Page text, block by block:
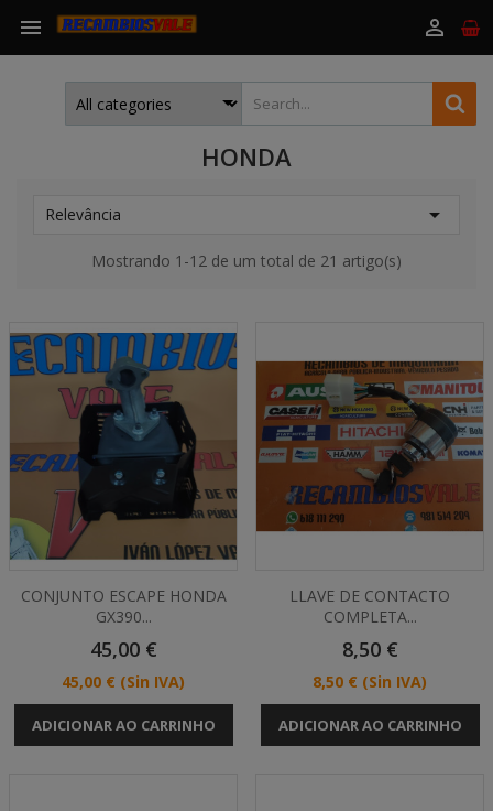
 
HONDA
Relevância 
Mostrando 1-12 de um total de 21 artigo(s)
CONJUNTO ESCAPE HONDA
GX390...
Preço
45,00 €
Preço
45,00 € (Sin IVA)
ADICIONAR AO CARRINHO
LLAVE DE CONTACTO
COMPLETA...
Preço
8,50 €
Preço
8,50 € (Sin IVA)
ADICIONAR AO CARRINHO